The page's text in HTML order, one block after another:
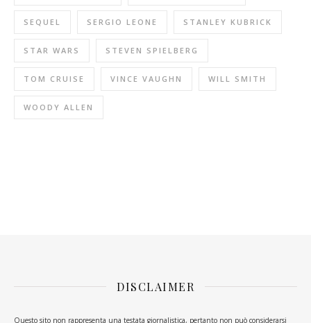
SEQUEL SERGIO LEONE STANLEY KUBRICK
STAR WARS STEVEN SPIELBERG
TOM CRUISE VINCE VAUGHN WILL SMITH
WOODY ALLEN
DISCLAIMER
Questo sito non rappresenta una testata giornalistica, pertanto non può considerarsi